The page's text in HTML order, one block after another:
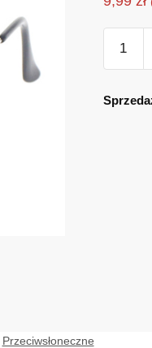
HM-
11
Przeciwsłoneczne